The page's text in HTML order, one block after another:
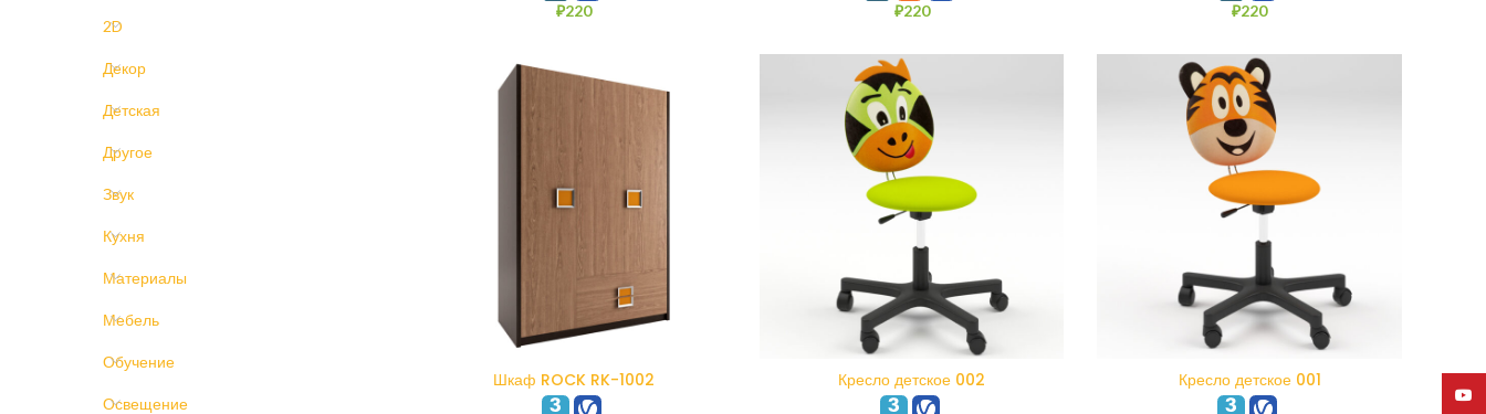
2D
Декор
Детская
Другое
Звук
Кухня
Материалы
Мебель
Обучение
Освещение
₽220 ₽220 ₽220
В КОРЗИНУ
Шкаф ROCK RK-1002 Кресло детское 002 Кресло детское 001